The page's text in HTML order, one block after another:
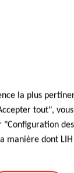
de la
la plus
tout",
"Configuration
manière dont